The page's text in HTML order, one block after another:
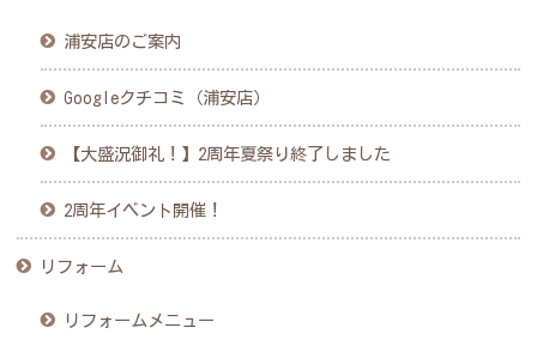
浦安店のご案内
Googleクチコミ（浦安店）
【大盛況御礼！】2周年夏祭り終了しました
2周年イベント開催！
リフォーム
リフォームメニュー